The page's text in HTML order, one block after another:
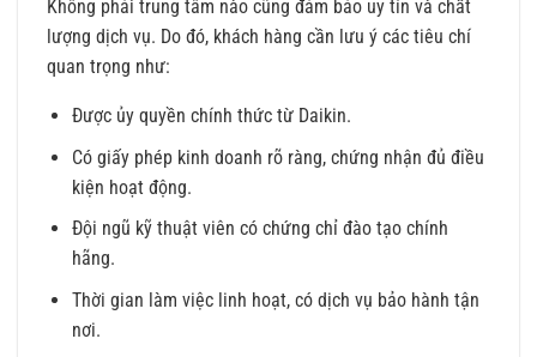
Không phải trung tâm nào cũng đảm bảo uy tín và chất
lượng dịch vụ. Do đó, khách hàng cần lưu ý các tiêu chí
quan trọng như:
Được ủy quyền chính thức từ Daikin.
Có giấy phép kinh doanh rõ ràng, chứng nhận đủ điều
kiện hoạt động.
Đội ngũ kỹ thuật viên có chứng chỉ đào tạo chính
hãng.
Thời gian làm việc linh hoạt, có dịch vụ bảo hành tận
nơi.